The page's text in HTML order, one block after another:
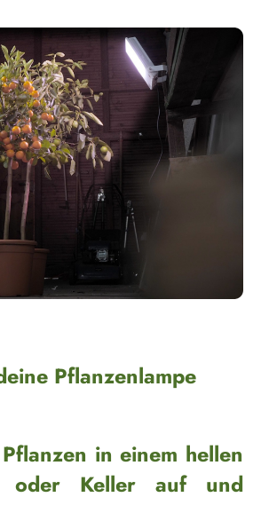
Pflanzenlampe
in einem hellen
oder Keller auf und